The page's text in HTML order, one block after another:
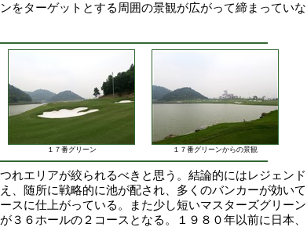
をターゲットとする周囲の景観が広がって締まっていな
１７番グリーン １７番グリーンからの景観
れエリアが絞られるべきと思う。結論的にはレジェンド
、随所に戦略的に池が配され、多くのバンカーが効いて
スに仕上がっている。また少し短いマスターズグリーン
３６ホールの２コースとなる。１９８０年以前に日本、